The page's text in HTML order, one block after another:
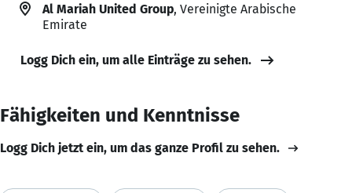
Al Mariah United Group, Vereinigte Arabische
Emirate
Logg Dich ein, um alle Einträge zu sehen.
Fähigkeiten und Kenntnisse
Logg Dich jetzt ein, um das ganze Profil zu sehen.